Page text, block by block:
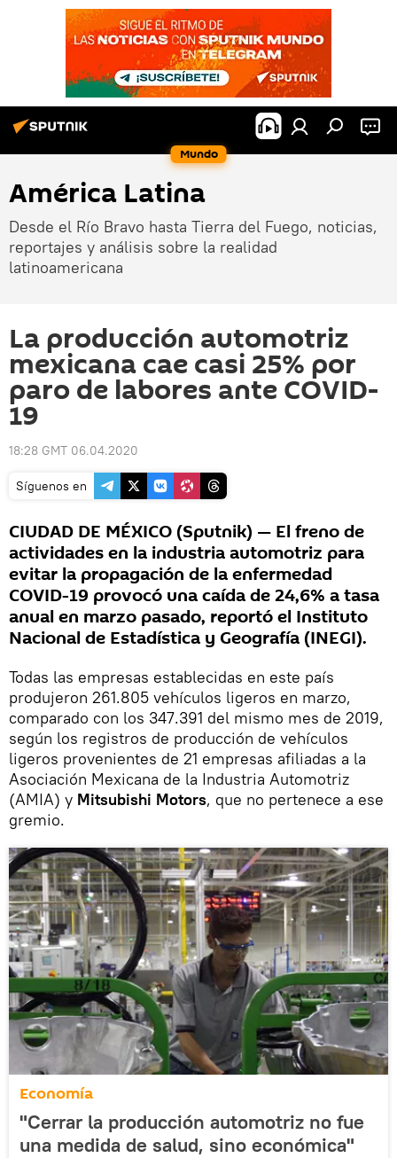
Mundo
América Latina
Desde el Río Bravo hasta Tierra del Fuego, noticias,
reportajes y análisis sobre la realidad
latinoamericana
La producción automotriz
mexicana cae casi 25% por
paro de labores ante COVID-
19
18:28 GMT 06.04.2020
Síguenos en
CIUDAD DE MÉXICO (Sputnik) — El freno de
actividades en la industria automotriz para
evitar la propagación de la enfermedad
COVID-19 provocó una caída de 24,6% a tasa
anual en marzo pasado, reportó el Instituto
Nacional de Estadística y Geografía (INEGI).
Todas las empresas establecidas en este país
produjeron 261.805 vehículos ligeros en marzo,
comparado con los 347.391 del mismo mes de 2019,
según los registros de producción de vehículos
ligeros provenientes de 21 empresas afiliadas a la
Asociación Mexicana de la Industria Automotriz
(AMIA) y Mitsubishi Motors, que no pertenece a ese
gremio.
Economía
"Cerrar la producción automotriz no fue
una medida de salud, sino económica"